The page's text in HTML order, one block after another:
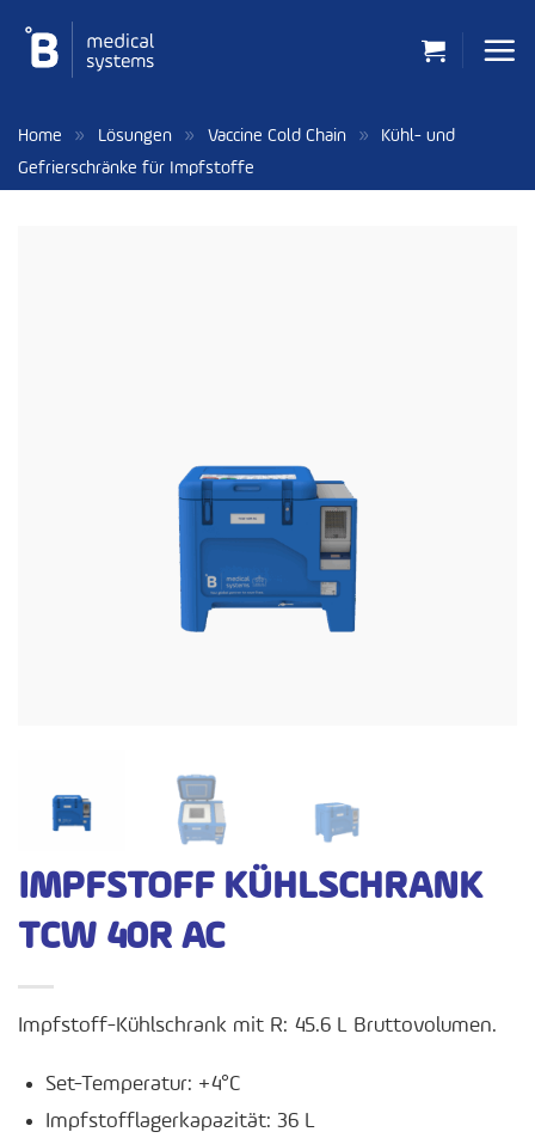
Inhalt
springen
Home » Lösungen » Vaccine Cold Chain »
Kühl- und
Gefrierschränke für Impfstoffe
IMPFSTOFF KÜHLSCHRANK
TCW 40R AC
Impfstoff-Kühlschrank mit R: 45.6 L Bruttovolumen.
Set-Temperatur: +4°C
Impfstofflagerkapazität: 36 L